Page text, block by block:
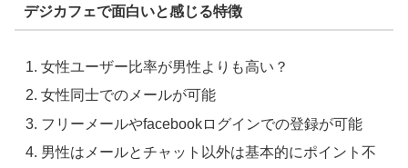
デジカフェで面白いと感じる特徴
女性ユーザー比率が男性よりも高い？
女性同士でのメールが可能
フリーメールやfacebookログインでの登録が可能
男性はメールとチャット以外は基本的にポイント不